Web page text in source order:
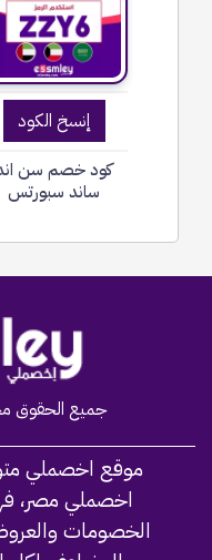
إنسخ الكود
كود خصم سن
ساند سبورتس
جميع الحقوق
موقع اخصملي
اخصملي مصر،
الخصومات